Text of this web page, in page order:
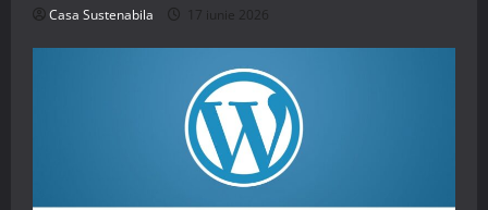
Casa Sustenabila 17 iunie 2026